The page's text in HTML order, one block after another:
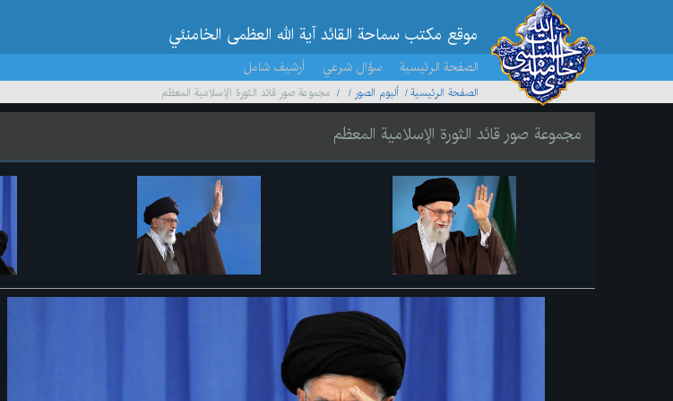
موقع مکتب سماحة القائد آية الله العظمى الخامنئي
الصفحة الرئيسية سؤال شرعي أرشيف شامل
الصفحة الرئيسية ألبوم الصور مجموعة صور قائد الثورة الإسلامية المعظم
مجموعة صور قائد الثورة الإسلامية المعظم